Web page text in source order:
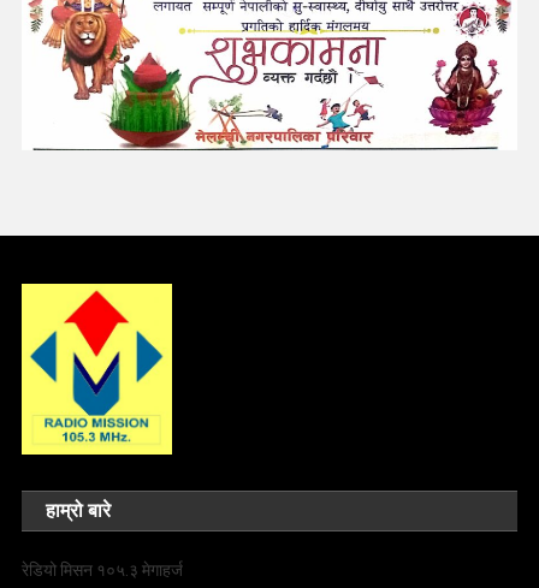
हाम्रो बारे
रेडियो मिसन १०५.३ मेगाहर्ज